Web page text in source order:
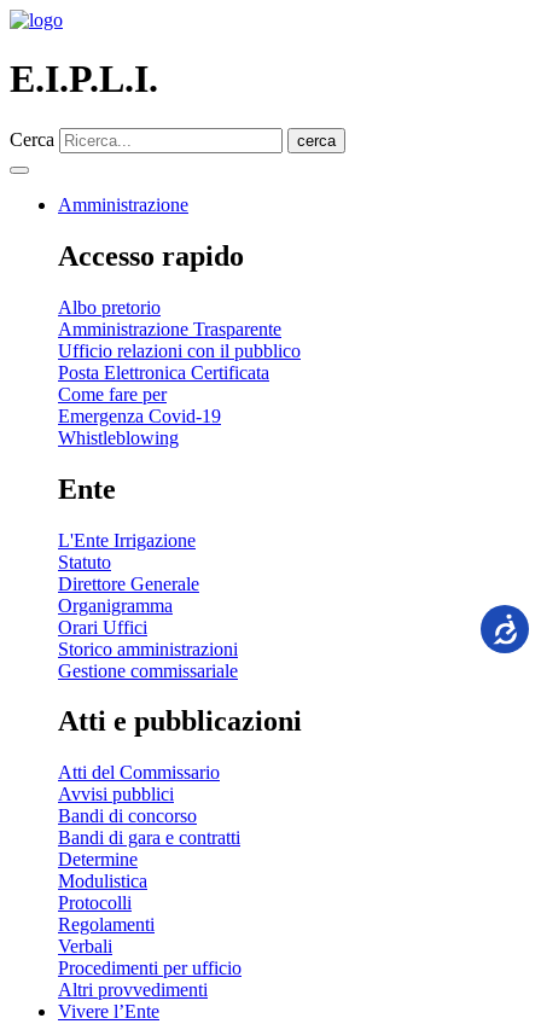
E.I.P.L.I.
Cerca cerca
Amministrazione
Accesso rapido
Albo pretorio
Amministrazione Trasparente
Ufficio relazioni con il pubblico
Posta Elettronica Certificata
Come fare per
Emergenza Covid-19
Whistleblowing
Ente
L'Ente Irrigazione
Statuto
Direttore Generale
Organigramma
Orari Uffici
Storico amministrazioni
Gestione commissariale
Atti e pubblicazioni
Atti del Commissario
Avvisi pubblici
Bandi di concorso
Bandi di gara e contratti
Determine
Modulistica
Protocolli
Regolamenti
Verbali
Procedimenti per ufficio
Altri provvedimenti
Vivere l’Ente